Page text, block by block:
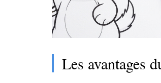
Les avantages